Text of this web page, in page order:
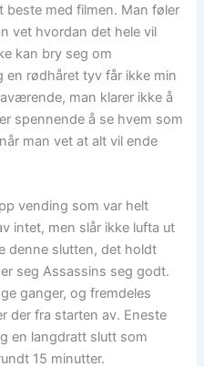
med filmen. Man føler
vet hvordan det hele vil
kan bry seg om
en rødhåret tyv får ikke min
man klarer ikke å
spennende å se hvem som
man vet at alt vil ende
vending som var helt
intet, men slår ikke lufta ut
denne slutten, det holdt
seg Assassins seg godt.
ganger, og fremdeles
der fra starten av. Eneste
en langdratt slutt som
15 minutter.